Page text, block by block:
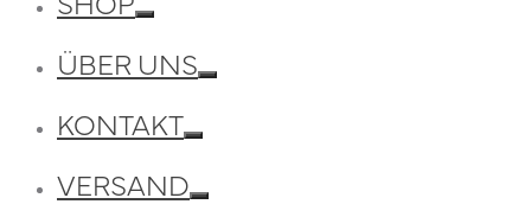
ÜBER UNS
KONTAKT
VERSAND